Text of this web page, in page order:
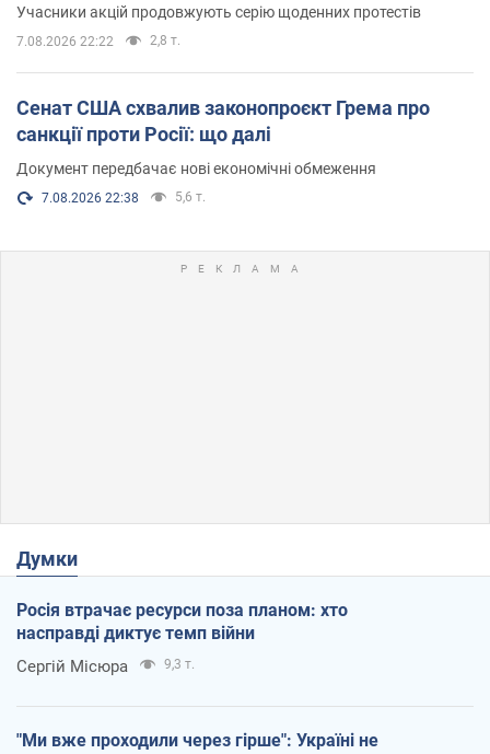
Учасники акцій продовжують серію щоденних протестів
7.08.2026 22:22 2,8 т.
Сенат США схвалив законопроєкт Грема про
санкції проти Росії: що далі
Документ передбачає нові економічні обмеження
7.08.2026 22:38 5,6 т.
Думки
Росія втрачає ресурси поза планом: хто
насправді диктує темп війни
Сергій Місюра 9,3 т.
"Ми вже проходили через гірше": Україні не